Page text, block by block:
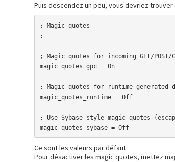
Puis descendez un peu, vous devriez trouver
; Magic quotes
;
; Magic quotes for incoming GET/
magic_quotes_gpc = On
; Magic quotes for runtime-generated
magic_quotes_runtime = Off
; Use Sybase-style magic quotes
magic_quotes_sybase = Off
Ce sont les valeurs par défaut.
Pour désactiver les magic quotes, mettez